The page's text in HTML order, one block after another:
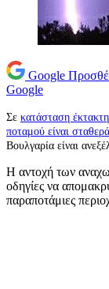
Google
Google
Σε κατάσταση
ποταμού είναι
Βουλγαρία είναι
Η αντοχή των
οδηγίες να
παραποτάμιες